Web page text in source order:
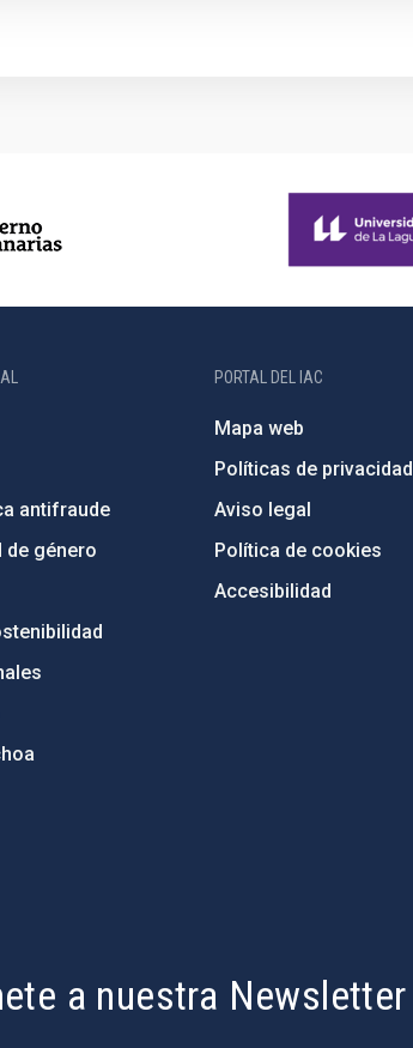
antifraude
de género
PORTAL DEL IAC
Mapa web
Políticas de privacidad
Aviso legal
Política de cookies
Accesibilidad
a nuestra Newsletter